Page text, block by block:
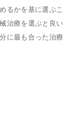
るかを基に選ぶこ
治療を選ぶと良い
に最も合った治療